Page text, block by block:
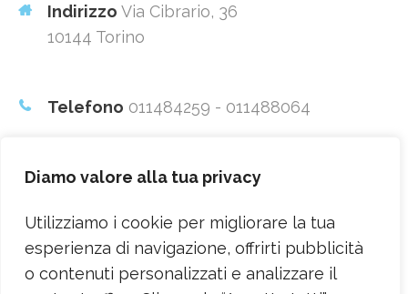
Diamo valore alla tua privacy
Utilizziamo i cookie per migliorare la tua
esperienza di navigazione, offrirti pubblicità
o contenuti personalizzati e analizzare il
Indirizzo Via Cibrario, 36
10144 Torino
Telefono 011484259 - 011488064
Mailotticamontanaro@gmail.com
P.IVA04886370016